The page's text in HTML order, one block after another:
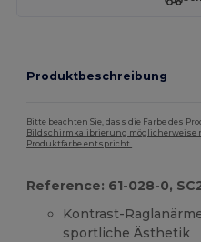
Produktbeschreibung
Bitte beachten Sie, dass die Farbe des
Bildschirmkalibrierung möglicherweise
Produktfarbe entspricht.
Reference: 61-028-0,
Kontrast-
sportliche Ästhetik